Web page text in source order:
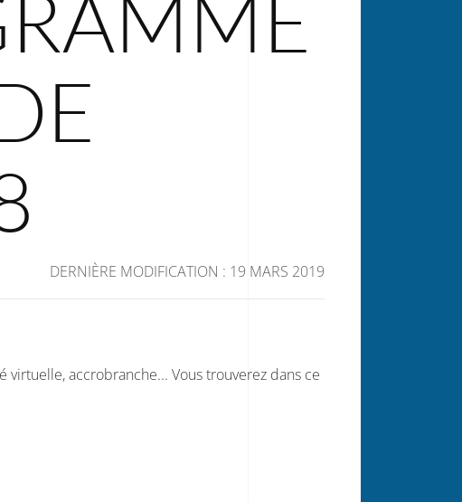
DERNIÈRE MODIFICATION : 19 MARS 2019
virtuelle, accrobranche... Vous trouverez dans ce